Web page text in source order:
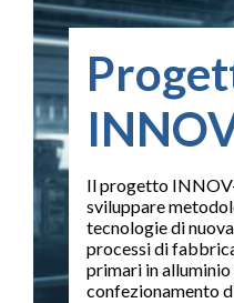
Il progetto
sviluppare
tecnologie di
processi di
primari in
confezionamento